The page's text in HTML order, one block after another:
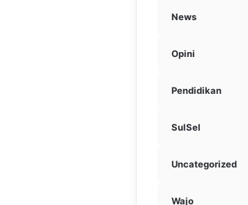
News
Opini
Pendidikan
SulSel
Uncategorized
Wajo